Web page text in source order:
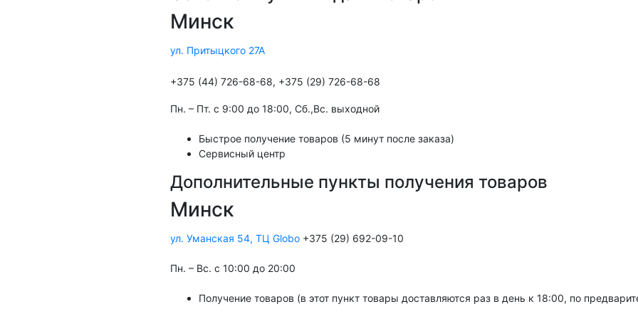
Минск
ул. Притыцкого 27А
+375 (44) 726-68-68, +375 (29) 726-68-68
Пн. – Пт. с 9:00 до 18:00, Cб.,Вс. выходной
Быстрое получение товаров (5 минут после заказа)
Сервисный центр
Дополнительные пункты получения товаров
Минск
ул. Уманская 54, ТЦ Globo +375 (29) 692-09-10
Пн. – Вс. с 10:00 до 20:00
Получение товаров (в этот пункт товары доставляются раз в день к 18:00, по